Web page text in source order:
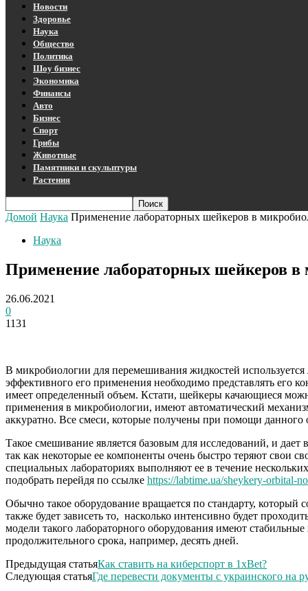
Новости
Здоровье
Наука
Общество
Политика
Шоу бизнес
Экономика
Финансы
Авто
Бизнес
Спорт
Грибы
Животные
Памятники и скульптуры
Растения
Домой Наука Применение лабораторных шейкеров в
Наука
Применение лабораторных шейкеров в
26.06.2021
0
1131
В микробиологии для перемешивания жидкостей
эффективного его применения необходимо представлять его
имеет определенный объем. Кстати, шейкеры качающиеся
применения в микробиологии, имеют автоматический
аккуратно. Все смеси, которые получены при помощи данного
Такое смешивание является базовым для исследований, и
так как некоторые ее компоненты очень быстро теряют свои
специальных лабораториях выполняют ее в течение
подобрать перейдя по ссылке https://labtime.ua/sheykery-orbital-
Обычно такое оборудование вращается по стандарту,
также будет зависеть то, насколько интенсивно будет
модели такого лабораторного оборудования имеют
продолжительного срока, например, десять дней.
Предыдущая статьяКак ставить на киберспорт в 1xBet?
Следующая статьяГде перевести документы с украинского на